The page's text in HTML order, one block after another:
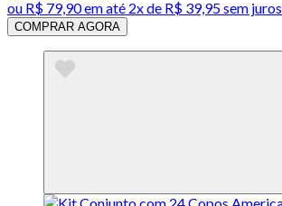
ou R$ 79,90em até 2x de R$ 39,95 sem juros
COMPRAR AGORA